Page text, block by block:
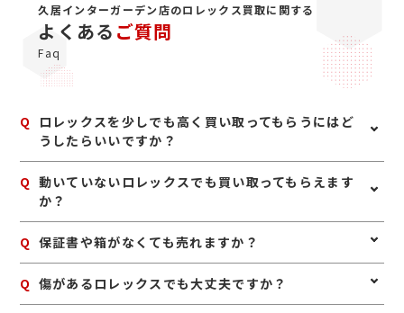
久居インターガーデン店のロレックス買取に関する
よくある ご質問
Faq
Q
ロレックスを少しでも高く買い取ってもらうにはど
うしたらいいですか？
A ロレックスは、箱、保証書、余りコマ、冊子などの付属
品がそろっていると、査定額に良い影響が出る場合があ
モデルは中古市場での需要も高いため、使わないと思っ
た段階で早めに査定へ出すこともポイントです。
Q 動いていないロレックスでも買い取ってもらえます
か？
A はい、不動のロレックスでも査定可能です。故障や長期
す。まずはそのままの状態でご相談ください。
Q 保証書や箱がなくても売れますか？
A はい、本体のみでも査定は可能です。保証書や箱、余り
Q 傷があるロレックスでも大丈夫ですか？